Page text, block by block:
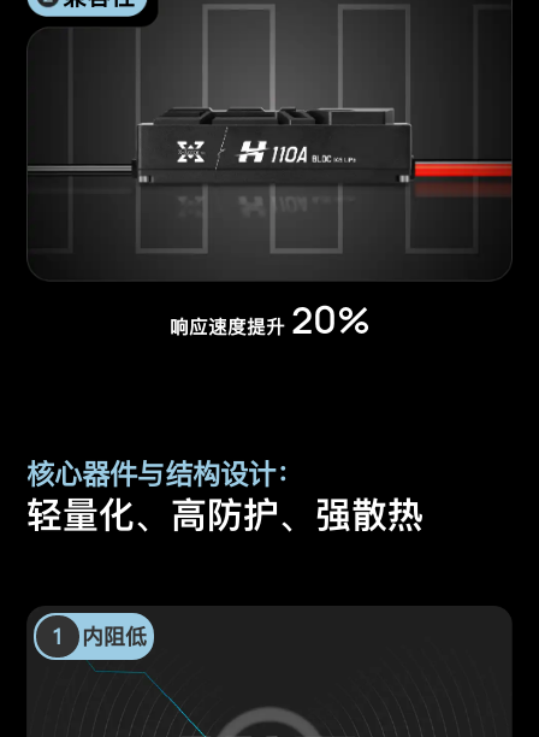
响应速度提升 20%
核心器件与结构设计：
轻量化、高防护、强散热
1 内阻低